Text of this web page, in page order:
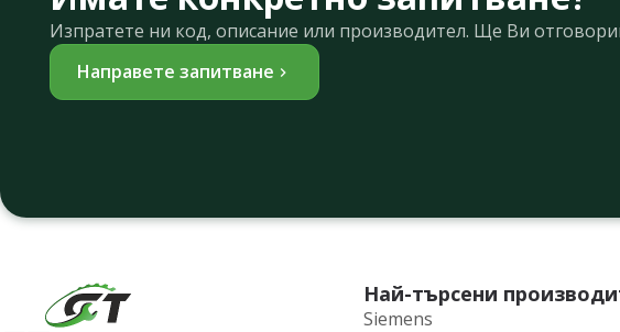
Изпратете ни код, описание или производител. Ще Ви
Направете запитване
Най-търсени
Siemens